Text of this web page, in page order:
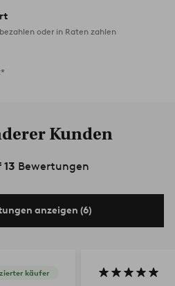
oder in Raten zahlen
Kunden
13 Bewertungen
anzeigen (6)
käufer